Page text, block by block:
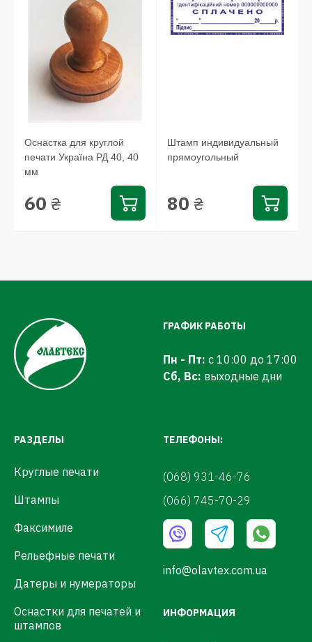
Оснастка для круглой
печати Україна РД 40, 40
мм
60 ₴
Штамп индивидуальный
прямоугольный
80 ₴
ГРАФИК РАБОТЫ
Пн - Пт: с 10:00 до 17:00
Сб, Вс: выходные дни
РАЗДЕЛЫ
Круглые печати
Штампы
Факсимиле
Рельефные печати
Датеры и нумераторы
Оснастки для печатей и
штампов
ТЕЛЕФОНЫ:
(068) 931-46-76
(066) 745-70-29
info@olavtex.com.ua
ИНФОРМАЦИЯ